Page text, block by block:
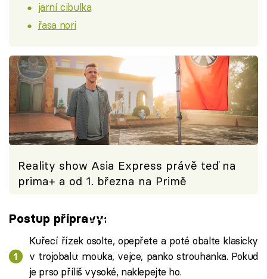
jarní cibulka
řasa nori
Reality show Asia Express právě teď na
prima+ a od 1. března na Primě
Failed to fetch
Postup přípravy:
Kuřecí řízek osolte, opepřete a poté obalte klasicky
v trojobalu: mouka, vejce, panko strouhanka. Pokud
je prso příliš vysoké, naklepejte ho.